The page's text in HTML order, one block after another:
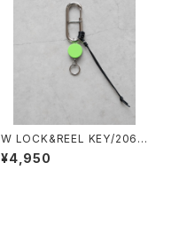
W LOCK&REEL KEY/2060
#3/ダブルロック&リールキー
¥4,950